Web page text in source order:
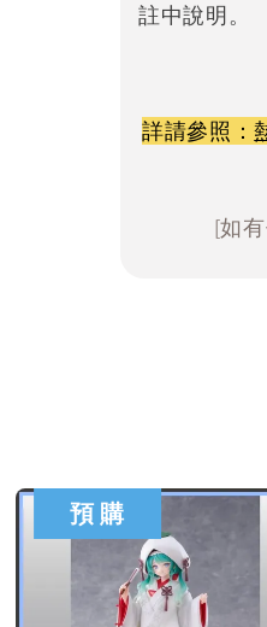
註中說明。
詳請參照：
[如
預 購